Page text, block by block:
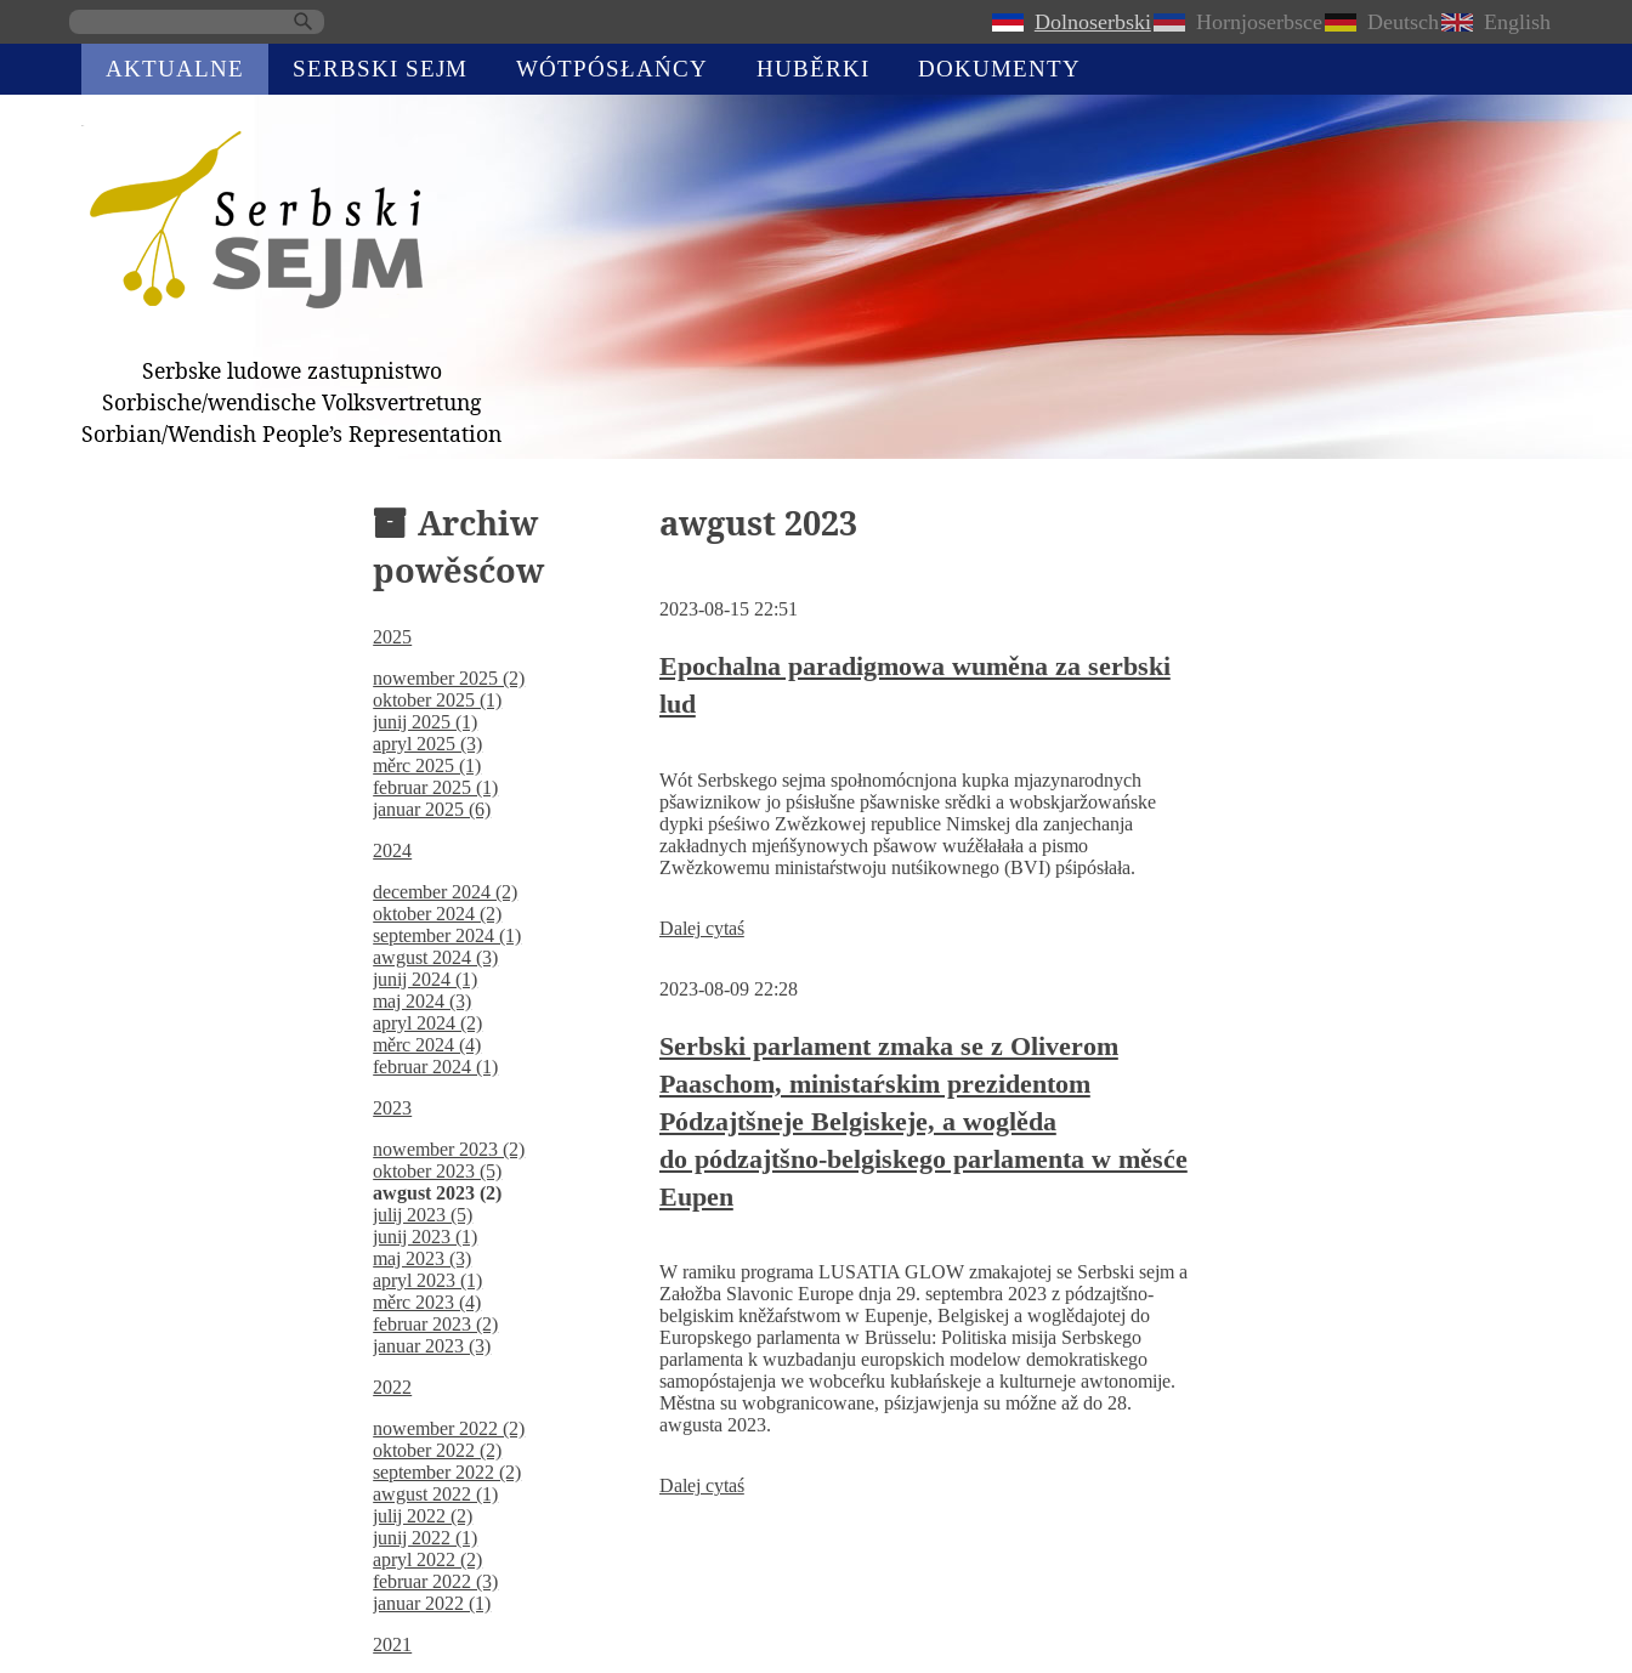
Dolnoserbski Hornjoserbsce Deutsch English
navigation
AKTUALNE SERBSKI SEJM WÓTPÓSŁAŃCY HUBĚRKI DOKUMENTY
Serbske ludowe zastupnistwo
Sorbische/wendische Volksvertretung
Sorbian/Wendish People’s Representation
Archiw
powěsćow
2025
nowember 2025 (2)
oktober 2025 (1)
junij 2025 (1)
apryl 2025 (3)
měrc 2025 (1)
februar 2025 (1)
januar 2025 (6)
2024
december 2024 (2)
oktober 2024 (2)
september 2024 (1)
awgust 2024 (3)
junij 2024 (1)
maj 2024 (3)
apryl 2024 (2)
měrc 2024 (4)
februar 2024 (1)
2023
nowember 2023 (2)
oktober 2023 (5)
awgust 2023 (2)
julij 2023 (5)
junij 2023 (1)
maj 2023 (3)
apryl 2023 (1)
měrc 2023 (4)
februar 2023 (2)
januar 2023 (3)
2022
nowember 2022 (2)
oktober 2022 (2)
september 2022 (2)
awgust 2022 (1)
julij 2022 (2)
junij 2022 (1)
apryl 2022 (2)
februar 2022 (3)
januar 2022 (1)
2021
awgust 2023
2023-08-15 22:51
Epochalna paradigmowa wuměna za serbski
lud
Wót Serbskego sejma społnomócnjona kupka mjazynarodnych
pšawiznikow jo pśisłušne pšawniske srědki a wobskjaržowańske
dypki pśeśiwo Zwězkowej republice Nimskej dla zanjechanja
zakładnych mjeńšynowych pšawow wuźěłałała a pismo
Zwězkowemu ministaŕstwoju nutśikownego (BVI) pśipósłała.
Dalej cytaśEpochalna
za
lud
2023-08-09 22:28
Serbski parlament zmaka se z Oliverom
Paaschom, ministaŕskim prezidentom
Pódzajtšneje Belgiskeje, a woglěda
do pódzajtšno-belgiskego parlamenta w měsće
Eupen
W ramiku programa LUSATIA GLOW zmakajotej se Serbski sejm a
Załožba Slavonic Europe dnja 29. septembra 2023 z pódzajtšno-
belgiskim kněžaŕstwom w Eupenje, Belgiskej a woglědajotej do
Europskego parlamenta w Brüsselu: Politiska misija Serbskego
parlamenta k wuzbadanju europskich modelow demokratiskego
samopóstajenja we wobceŕku kubłańskeje a kulturneje awtonomije.
Městna su wobgranicowane, pśizjawjenja su móžne až do 28.
awgusta 2023.
Dalej cytaśSerbski parlament zmaka